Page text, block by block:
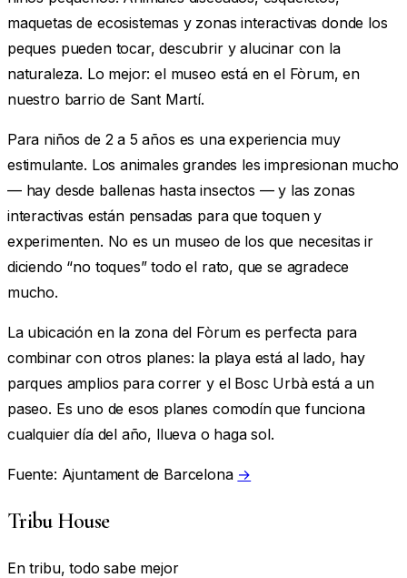
maquetas de ecosistemas y zonas interactivas donde los
peques pueden tocar, descubrir y alucinar con la
naturaleza. Lo mejor: el museo está en el Fòrum, en
nuestro barrio de Sant Martí.
Para niños de 2 a 5 años es una experiencia muy
estimulante. Los animales grandes les impresionan mucho
— hay desde ballenas hasta insectos — y las zonas
interactivas están pensadas para que toquen y
experimenten. No es un museo de los que necesitas ir
diciendo “no toques” todo el rato, que se agradece
mucho.
La ubicación en la zona del Fòrum es perfecta para
combinar con otros planes: la playa está al lado, hay
parques amplios para correr y el Bosc Urbà está a un
paseo. Es uno de esos planes comodín que funciona
cualquier día del año, llueva o haga sol.
Fuente: Ajuntament de Barcelona →
Tribu House
En tribu, todo sabe mejor